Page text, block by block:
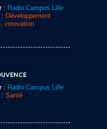
: Radio Campus Lille
: Développement
innovation
: Radio Campus Lille
: Santé